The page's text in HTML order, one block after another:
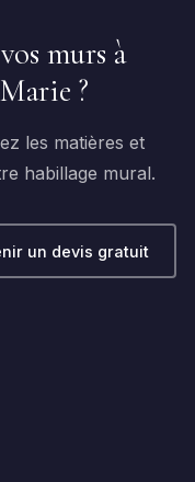
murs à
?
les matières et
habillage mural.
un devis gratuit